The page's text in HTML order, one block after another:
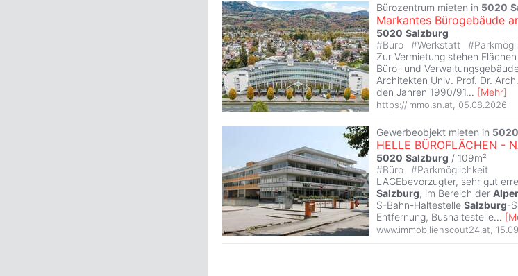
Bürozentrum mieten in 5020
Markantes Bürogebäude
5020 Salzburg
#Büro #Werkstatt #
Zur Vermietung stehen
Büro- und
Architekten Univ. Prof. Dr.
den Jahren 1990/91... [Mehr]
https://immo.sn.at, 05.08.2026
Gewerbeobjekt mieten in 5020
HELLE BÜROFLÄCHEN -
5020 Salzburg / 109m²
#Büro #Parkmöglichkeit
LAGEbevorzugter, sehr gut
Salzburg, im Bereich der
S-Bahn-Haltestelle Salzburg-
Entfernung, Bushaltestelle... [
www.immobilienscout24.at,